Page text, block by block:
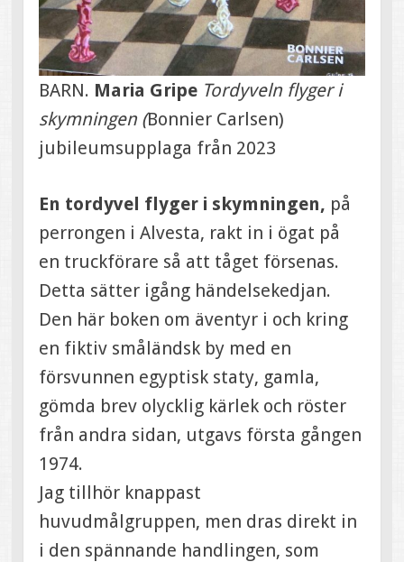
BARN. Maria Gripe Tordyveln flyger i
skymningen (Bonnier Carlsen)
jubileumsupplaga från 2023
En tordyvel flyger i skymningen, på
perrongen i Alvesta, rakt in i ögat på
en truckförare så att tåget försenas.
Detta sätter igång händelsekedjan.
Den här boken om äventyr i och kring
en fiktiv småländsk by med en
försvunnen egyptisk staty, gamla,
gömda brev olycklig kärlek och röster
från andra sidan, utgavs första gången
1974.
Jag tillhör knappast
huvudmålgruppen, men dras direkt in
i den spännande handlingen, som